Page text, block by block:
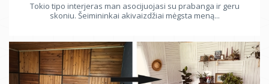
Tokio tipo interjeras man asocijuojasi su prabanga ir geru
skoniu. Šeimininkai akivaizdžiai mėgsta meną...